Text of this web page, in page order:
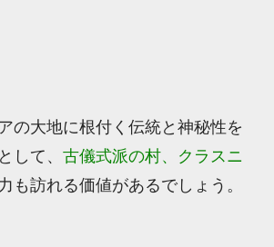
の大地に根付く伝統と神秘性を
して、 古儀式派の村、クラスニ
も訪れる価値があるでしょう。